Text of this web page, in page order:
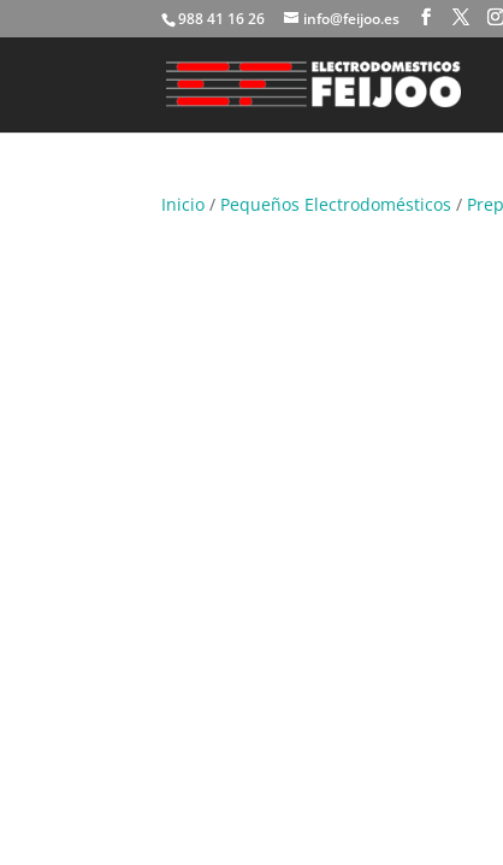
988 41 16 26 info@feijoo.es
Inicio / Pequeños Electrodomésticos /